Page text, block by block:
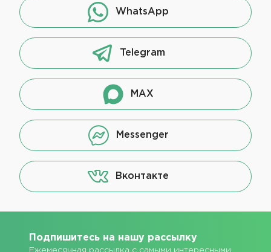
WhatsApp
Telegram
MAX
Messenger
Вконтакте
Подпишитесь на нашу рассылку
Ежемесячная рассылка с самыми интересными